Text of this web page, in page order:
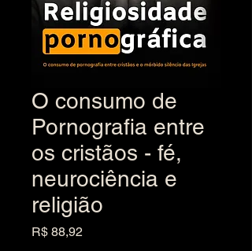
O consumo de
Pornografia entre
os cristãos - fé,
neurociência e
religião
R$ 88,92